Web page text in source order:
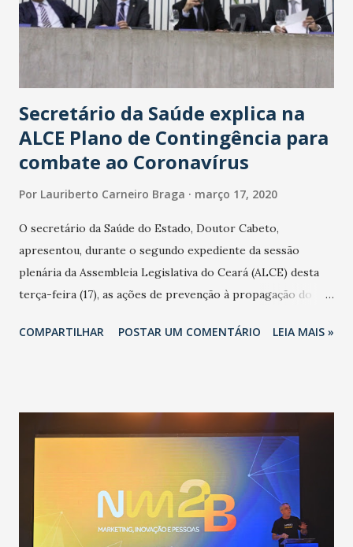
Secretário da Saúde explica na
ALCE Plano de Contingência para
combate ao Coronavírus
Por Lauriberto Carneiro Braga março 17, 2020
O secretário da Saúde do Estado, Doutor Cabeto,
apresentou, durante o segundo expediente da sessão
plenária da Assembleia Legislativa do Ceará (ALCE) desta
terça-feira (17), as ações de prevenção à propagação do
adotadas pelo Governo do Estado na contenção da
população suspeita e de cuidados com os ambientes
públicos e domiciliares. “Nós não estamos vivendo uma
epidemia comum, como temos em todos os anos, com
aumento de casos de dengue, influenza ou H1N1. Trata-se
de uma epidemia com um vírus diferente, com um poder de
contaminação maior que outros coronavírus”, apontou o
COMPARTILHAR POSTAR UM COMENTÁRIO LEIA MAIS »